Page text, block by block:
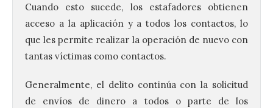
Cuando esto sucede, los estafadores obtienen
acceso a la aplicación y a todos los contactos, lo
que les permite realizar la operación de nuevo con
tantas víctimas como contactos.
Generalmente, el delito continúa con la solicitud
de envíos de dinero a todos o parte de los